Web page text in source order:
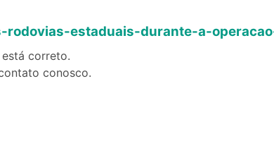
estaduais-durante-a-
correto.
conosco.